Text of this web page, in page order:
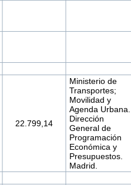
22.799,14
Ministerio de
Transportes;
Movilidad y
Agenda Urbana.
Dirección
General de
Programación
Económica y
Presupuestos.
Madrid.